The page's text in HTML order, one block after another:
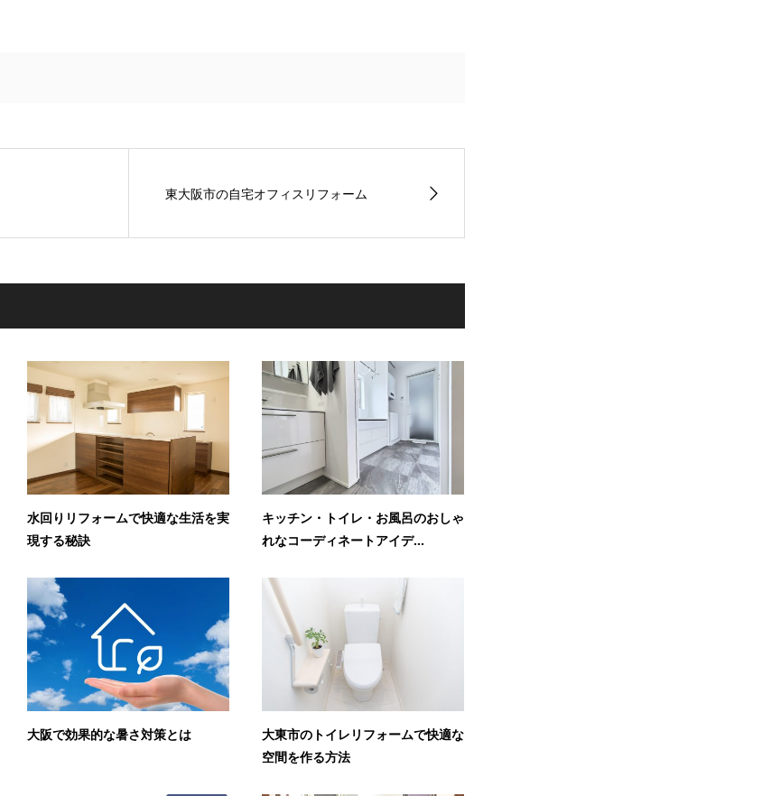
東大阪市の自宅オフィスリフォーム
水回りリフォームで快適な生活を実
現する秘訣
キッチン・トイレ・お風呂のおしゃ
れなコーディネートアイデ...
大阪で効果的な暑さ対策とは
大東市のトイレリフォームで快適な
空間を作る方法